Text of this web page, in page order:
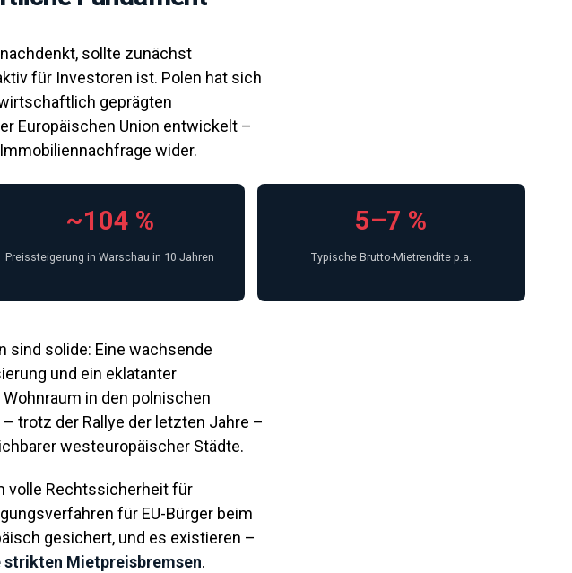
nachdenkt, sollte zunächst
für Investoren ist. Polen hat sich
geprägten
Europäischen Union entwickelt –
wider.
~104 %
Preissteigerung in Warschau in 10 Jahren
5–7 %
Typische Brutto-Mietrendite p.a.
sind solide: Eine wachsende
und ein eklatanter
in den polnischen
trotz der Rallye der letzten Jahre –
westeuropäischer Städte.
volle Rechtssicherheit für
für EU-Bürger beim
gesichert, und es existieren –
strikten Mietpreisbremsen.